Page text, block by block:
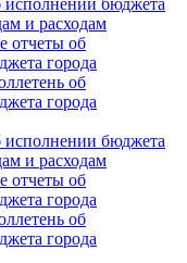
бюджета
и расходам
отчеты об
города
об
города
бюджета
и расходам
отчеты об
города
об
города